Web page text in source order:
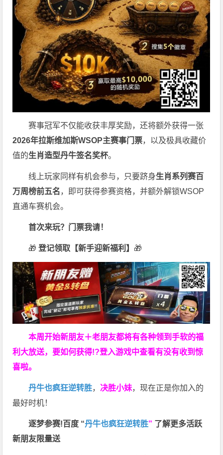
赛事冠军不仅能收获丰厚奖励，还将额外获得一张
2026年拉斯维加斯WSOP主赛事门票，以及极具收藏价
值的生肖造型丹牛签名奖杯。
线上玩家同样有机会参与，只要跻身生肖系列赛百
万周榜前五名，即可获得参赛资格，并额外解锁WSOP
直通车赛机会。
首次来玩？门票我请！
🎁 登记领取【新手迎新福利】 🎁
本周开始新朋友＋老朋友都将有各种领到手软的福
利大放送，要如何获得!?登入游戏中查看有没有收到惊
喜啦。
丹牛也疯狂逆转胜，决胜小妹，现在正是你加入的
最好时机！
逐梦参赛!百度 “丹牛也疯狂逆转胜” 了解更多活跃
新朋友限量送